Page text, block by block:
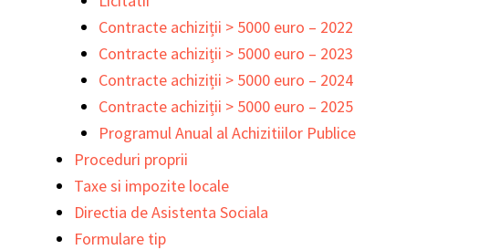
Contracte achiziții > 5000 euro – 2022
Contracte achiziții > 5000 euro – 2023
Contracte achiziții > 5000 euro – 2024
Contracte achiziții > 5000 euro – 2025
Programul Anual al Achizitiilor Publice
Proceduri proprii
Taxe si impozite locale
Directia de Asistenta Sociala
Formulare tip